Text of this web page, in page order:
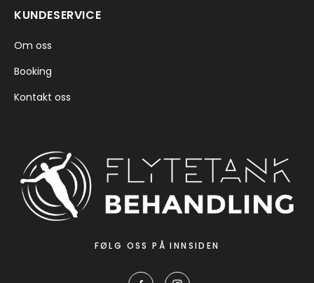
KUNDESERVICE
Om oss
Booking
Kontakt oss
FØLG OSS PÅ INNSIDEN